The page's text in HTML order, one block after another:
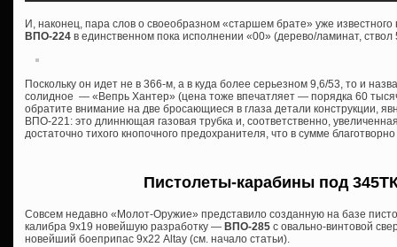
И, наконец, пара слов о своеобразном «старшем брате» уже
ВПО-224 в единственном пока исполнении «00» (дерево/ламинат,
Поскольку он идет не в 366-м, а в куда более серьезном 9,6/53, то и
солидное — «Вепрь Хантер» (цена тоже впечатляет — порядка 60
обратите внимание на две бросающиеся в глаза детали конструкции,
ВПО-221: это длиннющая газовая трубка и, соответственно,
достаточно тихого кнопочного предохранителя, что в сумме
Пистолеты-карабины под
Совсем недавно «Молот-Оружие» представило созданную на базе
калибра 9х19 новейшую разработку — ВПО-285 с овально-винтовой
новейший боеприпас 9х22 Altay (см. начало статьи).